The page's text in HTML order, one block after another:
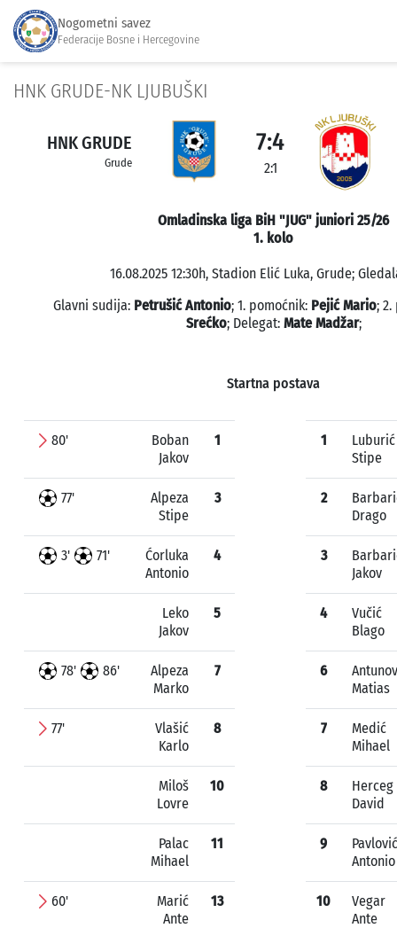
Nogometni savez
Federacije Bosne i Hercegovine
HNK GRUDE-NK LJUBUŠKI
HNK GRUDE
Grude
7:4
2:1
Omladinska liga BiH "JUG" juniori 25/26
1. kolo
16.08.2025 12:30h, Stadion Elić Luka, Grude;
Glavni sudija: Petrušić Antonio; 1. pomoćnik: Pejić Mario;
Srećko; Delegat: Mate Madžar;
Startna postava
80'
Boban
Jakov
1
77'
Alpeza
Stipe
3
3' 71'
Ćorluka
Antonio
4
Leko
Jakov
5
78' 86'
Alpeza
Marko
7
77'
Vlašić
Karlo
8
Miloš
Lovre
10
Palac
Mihael
11
60'
Marić
Ante
13
1
Luburić
Stipe
2
Drago
3
Jakov
4
Vučić
Blago
6
Matias
7
Medić
Mihael
8
Herceg
David
9
Pavlović
Antonio
10
Vegar
Ante